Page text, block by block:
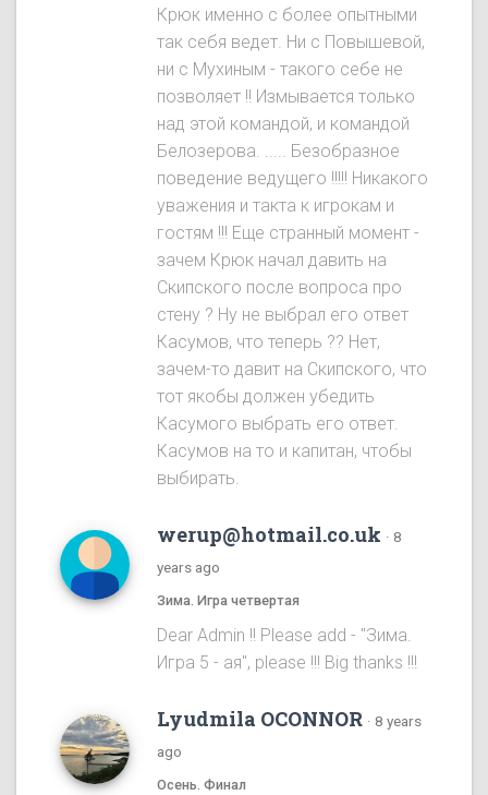
Крюк именно с более опытными
так себя ведет. Ни с Повышевой,
ни с Мухиным - такого себе не
позволяет !! Измывается только
над этой командой, и командой
Белозерова. ..... Безобразное
поведение ведущего !!!!! Никакого
уважения и такта к игрокам и
гостям !!! Еще странный момент -
зачем Крюк начал давить на
Скипского после вопроса про
стену ? Ну не выбрал его ответ
Касумов, что теперь ?? Нет,
зачем-то давит на Скипского, что
тот якобы должен убедить
Касумого выбрать его ответ.
Касумов на то и капитан, чтобы
выбирать.
werup@hotmail.co.uk · 8
years ago
Зима. Игра четвертая
Dear Admin !! Please add - "Зима.
Игра 5 - ая", please !!! Big thanks !!!
Lyudmila OCONNOR · 8 years
ago
Осень. Финал